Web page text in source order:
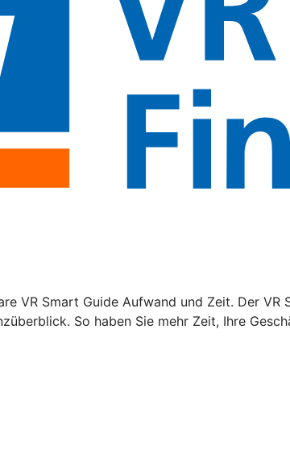
VR Smart Guide Aufwand und Zeit. Der
So haben Sie mehr Zeit, Ihre